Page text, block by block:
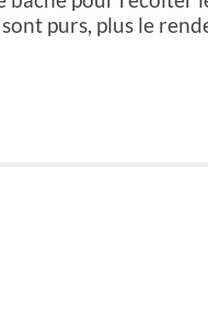
purs, plus le